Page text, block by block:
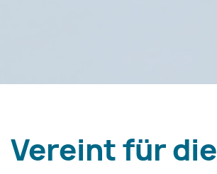
Vereint für die